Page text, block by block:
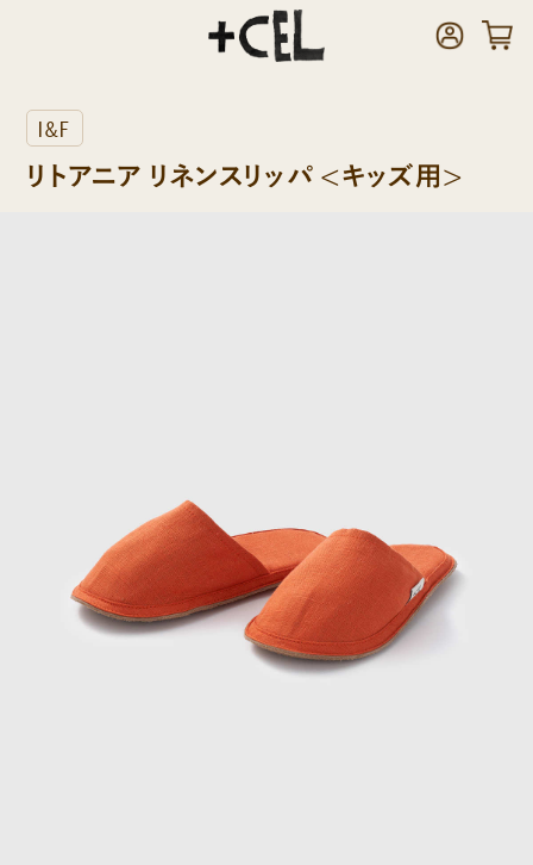
I&F
リトアニア リネンスリッパ <キッズ用>